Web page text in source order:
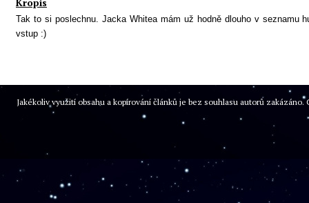
Tak to si poslechnu. Jacka Whitea mám už hodně dlouho v seznamu
vstup :)
Jakékoliv využití obsahu a kopírování článků je bez souhlasu autorů